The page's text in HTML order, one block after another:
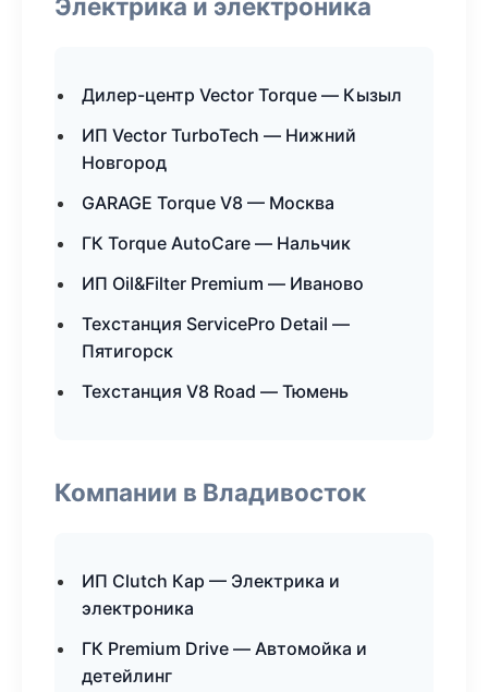
Электрика и электроника
Дилер-центр Vector Torque — Кызыл
ИП Vector TurboTech — Нижний
Новгород
GARAGE Torque V8 — Москва
ГК Torque AutoCare — Нальчик
ИП Oil&Filter Premium — Иваново
Техстанция ServicePro Detail —
Пятигорск
Техстанция V8 Road — Тюмень
Компании в Владивосток
ИП Clutch Кар — Электрика и
электроника
ГК Premium Drive — Автомойка и
детейлинг